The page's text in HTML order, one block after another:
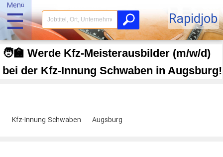
Menü
☰ Rapidjob
🧑‍🏫 Werde Kfz-Meisterausbilder (m/w/d)
bei der Kfz-Innung Schwaben in Augsburg!
Kfz-Innung Schwaben Augsburg